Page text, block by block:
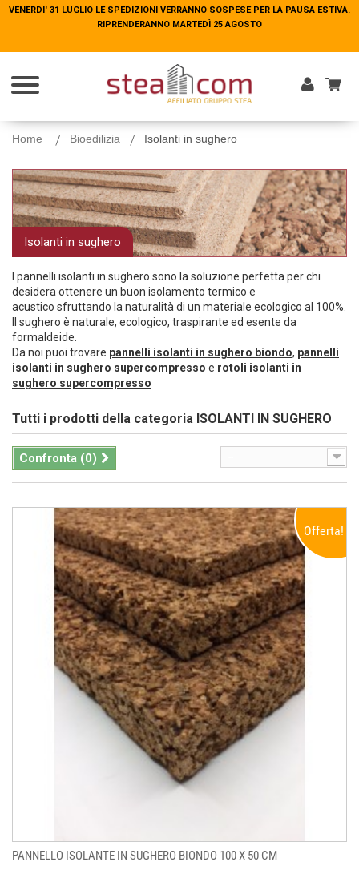
VENERDI' 31 LUGLIO LE SPEDIZIONI VERRANNO SOSPESE PER LA PAUSA ESTIVA.
RIPRENDERANNO MARTEDÌ 25 AGOSTO
Home Bioedilizia Isolanti in sughero
Isolanti in sughero
I pannelli isolanti in sughero sono la soluzione perfetta per chi
desidera ottenere un buon isolamento termico e
acustico sfruttando la naturalità di un materiale ecologico al 100%.
Il sughero è naturale, ecologico, traspirante ed esente da
formaldeide.
Da noi puoi trovare pannelli isolanti in sughero biondo, pannelli
isolanti in sughero supercompresso e rotoli isolanti in
sughero supercompresso
Tutti i prodotti della categoria ISOLANTI IN SUGHERO
--
Confronta (0)
Offerta!
PANNELLO ISOLANTE IN SUGHERO BIONDO 100 X 50 CM
VENERDI' 31 LUGLIO LE SPEDIZIONI VERRANNO SOSPESE PER LA PAUSA ESTIVA.
RIPRENDERANNO MARTEDÌ 25 AGOSTO